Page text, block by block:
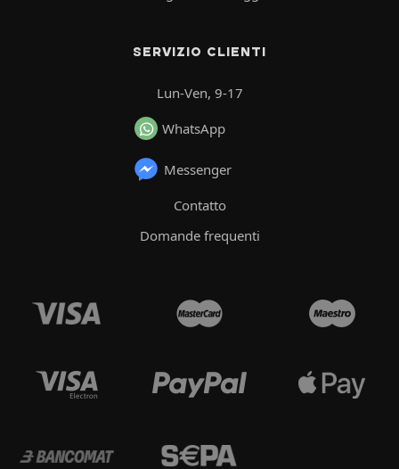
SERVIZIO CLIENTI
Lun-Ven, 9-17
WhatsApp
Messenger
Contatto
Domande frequenti